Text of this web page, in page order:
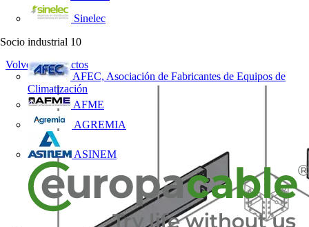
Sinelec
Socio industrial 10
AFEC, Asociación de Fabricantes de Equipos de
Climatización
AFME
AGREMIA
ASINEM
Volver a Productos